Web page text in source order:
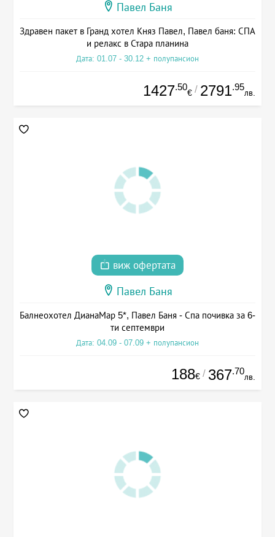
Павел Баня
Здравен пакет в Гранд хотел Княз Павел, Павел баня: СПА
и релакс в Стара планина
Дата: 01.07 - 30.12 + полупансион
1427.50
€ / 2791.95
лв.
виж офертата
Павел Баня
Балнеохотел ДианаМар 5*, Павел Баня - Спа почивка за 6-
ти септември
Дата: 04.09 - 07.09 + полупансион
188€ / 367.70
лв.